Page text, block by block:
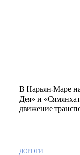
В Нарьян-Маре
Дея» и
движение
ДОРОГИ